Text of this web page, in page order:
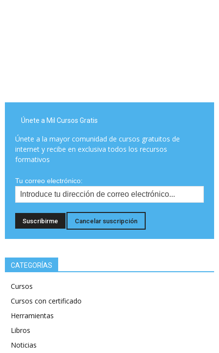
Únete a Mil Cursos Gratis
Únete a la mayor comunidad de cursos gratuitos de
internet y recibe en exclusiva todos los recursos
formativos
Tu correo electrónico:
CATEGORÍAS
Cursos
Cursos con certificado
Herramientas
Libros
Noticias